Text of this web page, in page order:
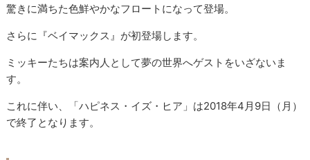
驚きに満ちた色鮮やかなフロートになって登場。
さらに『ベイマックス』が初登場します。
ミッキーたちは案内人として夢の世界へゲストをいざないま
す。
これに伴い、「ハピネス・イズ・ヒア」は2018年4月9日（月）
で終了となります。